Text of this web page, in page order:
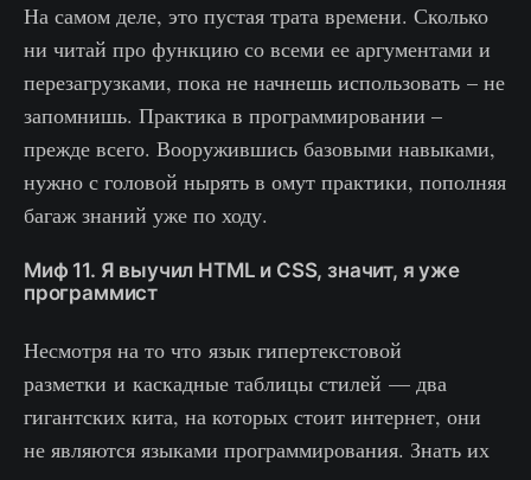
На самом деле, это пустая трата времени. Сколько
ни читай про функцию со всеми ее аргументами и
перезагрузками, пока не начнешь использовать – не
запомнишь. Практика в программировании –
прежде всего. Вооружившись базовыми навыками,
нужно с головой нырять в омут практики, пополняя
багаж знаний уже по ходу.
Миф 11. Я выучил HTML и CSS, значит, я уже
программист
Несмотря на то что язык гипертекстовой
разметки и каскадные таблицы стилей — два
гигантских кита, на которых стоит интернет, они
не являются языками программирования. Знать их